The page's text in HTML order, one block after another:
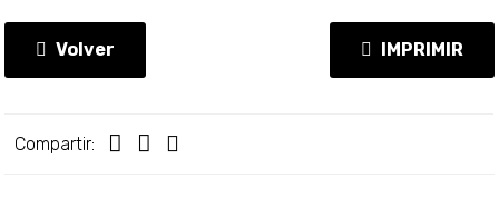
Volver IMPRIMIR
Compartir: